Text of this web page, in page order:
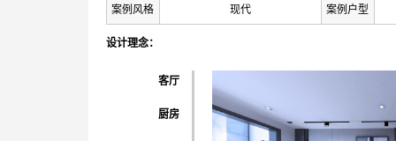
案例风格 现代 案例户型
设计理念：
客厅
厨房